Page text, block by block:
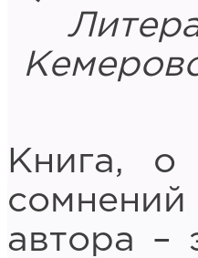
Книга, о
автора –